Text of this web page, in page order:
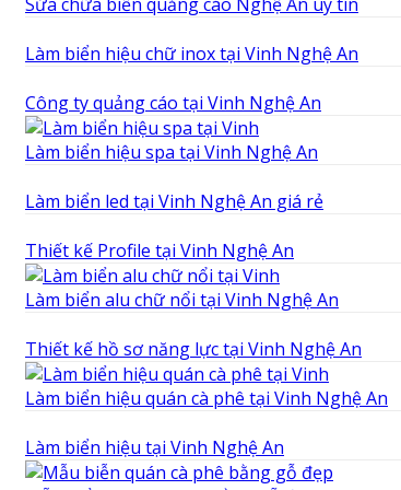
Làm biển hiệu chữ inox tại Vinh Nghệ An
Công ty quảng cáo tại Vinh Nghệ An
Làm biển hiệu spa tại Vinh Nghệ An
Làm biển led tại Vinh Nghệ An giá rẻ
Thiết kế Profile tại Vinh Nghệ An
Làm biển alu chữ nổi tại Vinh Nghệ An
Thiết kế hồ sơ năng lực tại Vinh Nghệ An
Làm biển hiệu quán cà phê tại Vinh Nghệ An
Làm biển hiệu tại Vinh Nghệ An